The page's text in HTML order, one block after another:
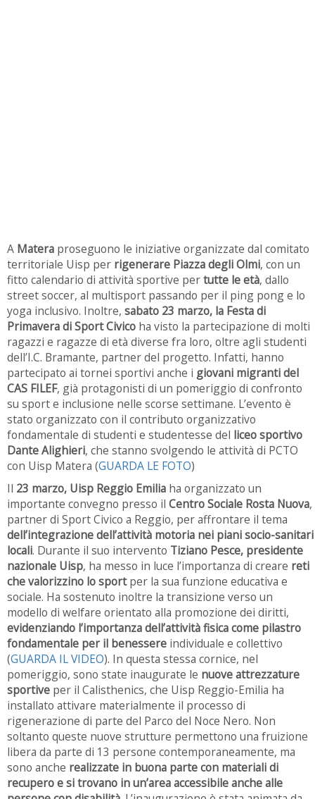
A Matera proseguono le iniziative organizzate dal comitato
territoriale Uisp per rigenerare Piazza degli Olmi, con un
fitto calendario di attività sportive pertutte le età, dallo
street soccer, al multisport passando per il ping pong e lo
yoga inclusivo. Inoltre, sabato 23 marzo, la Festa di
Primavera di Sport Civico ha visto la partecipazione di molti
ragazzi e ragazze di età diverse fra loro, oltre agli studenti
dell’I.C. Bramante, partner del progetto. Infatti, hanno
partecipato ai tornei sportivi anche i giovani migranti del
CAS FILEF, già protagonisti di un pomeriggio di confronto
su sport e inclusione nelle scorse settimane. L’evento è
stato organizzato con il contributo organizzativo
fondamentale di studenti e studentesse del liceo sportivo
Dante Alighieri, che stanno svolgendo le attività di PCTO
con Uisp Matera (GUARDA LE FOTO)
Il 23 marzo, Uisp Reggio Emilia ha organizzato un
importante convegno presso il Centro Sociale Rosta Nuova,
partner di Sport Civico a Reggio, per affrontare il tema
dell’integrazione dell’attività motoria nei piani socio-sanitari
locali. Durante il suo intervento Tiziano Pesce, presidente
nazionale Uisp, ha messo in luce l’importanza di creare reti
che valorizzino lo sportper la sua funzione educativa e
sociale. Ha sostenuto inoltre la transizione verso un
modello di welfare orientato alla promozione dei diritti,
evidenziando l’importanza dell’attività fisica come pilastro
fondamentale per il benessere individuale e collettivo
(GUARDA IL VIDEO). In questa stessa cornice, nel
pomeriggio, sono state inaugurate le nuove attrezzature
sportive per il Calisthenics, che Uisp Reggio-Emilia ha
installato attivare materialmente il processo di
rigenerazione di parte del Parco del Noce Nero. Non
soltanto queste nuove strutture permettono una fruizione
libera da parte di 13 persone contemporaneamente, ma
sono anche realizzate in buona parte con materiali di
recupero e si trovano in un’area accessibile anche alle